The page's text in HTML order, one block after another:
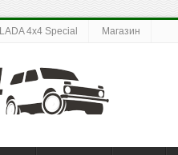
LADA 4x4 Special Магазин